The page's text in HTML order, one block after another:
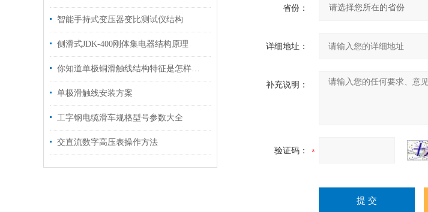
智能手持式变压器变比测试仪结构
侧滑式JDK-400刚体集电器结构原理
你知道单极铜滑触线结构特征是怎样的吗
单极滑触线安装方案
工字钢电缆滑车规格型号参数大全
交直流数字高压表操作方法
省份：
详细地址：
补充说明：
验证码：